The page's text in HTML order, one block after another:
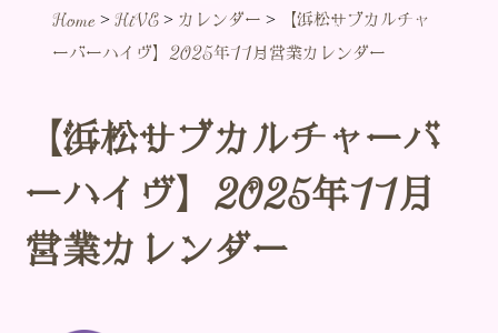
Home >HiVE > カレンダー >
【浜松サブカルチャ
ーバーハイヴ】2025年11月営業カレンダー
【浜松サブカルチャーバ
ーハイヴ】2025年11月
営業カレンダー